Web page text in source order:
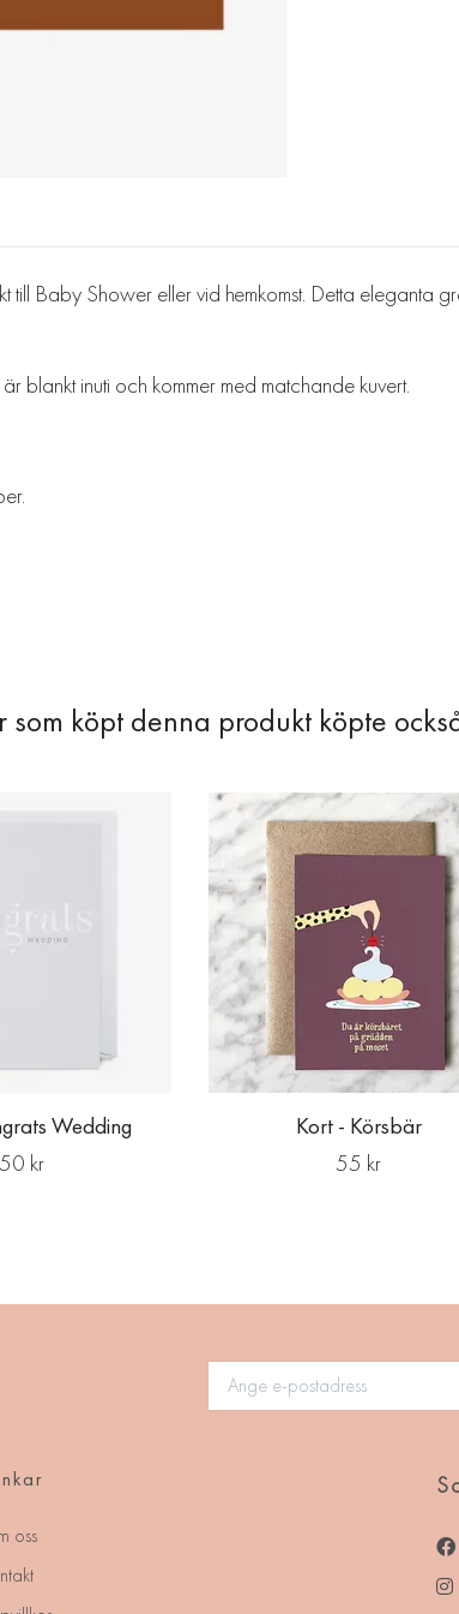
till Baby Shower eller vid hemkomst. Detta eleganta
blankt inuti och kommer med matchande kuvert.
Wedding
50 kr
Kort - Körsbär
55 kr
oss